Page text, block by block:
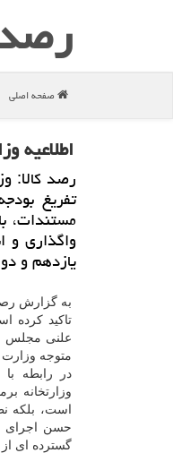
رصد
صفحه اصلی
اطلاعیه
رصد كالا:
مستندات،
واگذاری و
یازدهم و
به گزارش رصد
تاکید کرده
علنی مجلس
متوجه
در رابطه
وزارتخانه
است، بلکه
حسن اجرای
گسترده ای